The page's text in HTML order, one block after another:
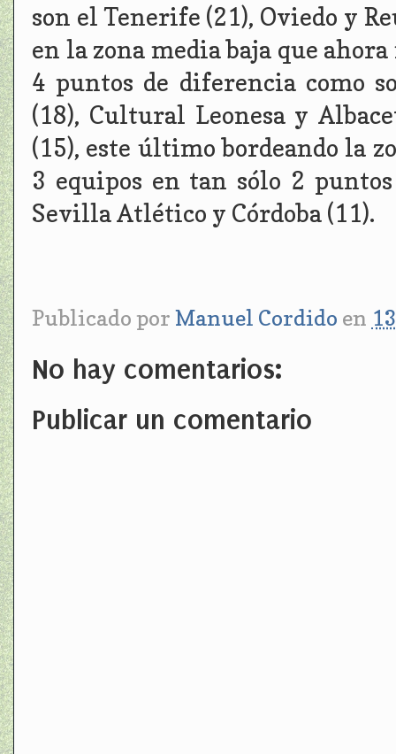
son el Tenerife (21), Oviedo y
en la zona media baja que
4 puntos de diferencia como
(18), Cultural Leonesa y
(15), este último bordeando la
3 equipos en tan sólo 2
Sevilla Atlético y Córdoba (11).
Publicado por Manuel Cordido en
No hay comentarios:
Publicar un comentario